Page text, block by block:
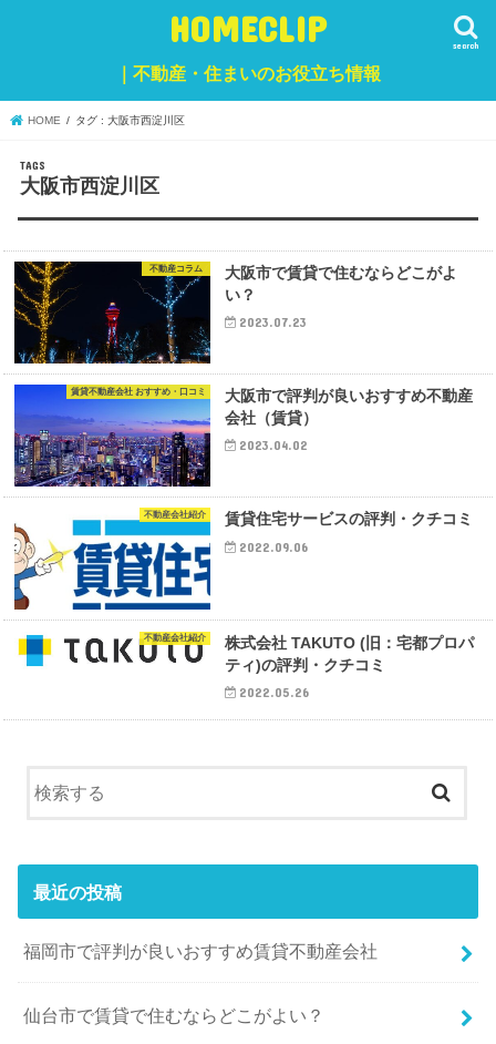
HOMECLIP
｜不動産・住まいのお役立ち情報
search
HOME タグ : 大阪市西淀川区
大阪市西淀川区
不動産コラム
大阪市で賃貸で住むならどこがよ
い？
2023.07.23
賃貸不動産会社 おすすめ・口コミ
大阪市で評判が良いおすすめ不動産
会社（賃貸）
2023.04.02
不動産会社紹介 賃貸住宅サービスの評判・クチコミ
2022.09.06
不動産会社紹介
株式会社 TAKUTO (旧：宅都プロパ
ティ)の評判・クチコミ
2022.05.26
最近の投稿
福岡市で評判が良いおすすめ賃貸不動産会社
仙台市で賃貸で住むならどこがよい？